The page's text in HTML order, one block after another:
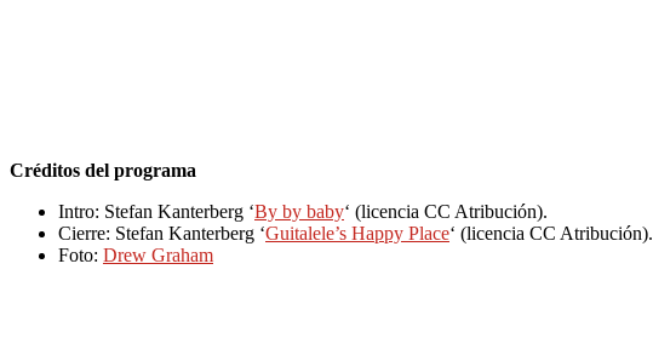
Créditos del programa
Intro: Stefan Kanterberg ‘By by baby‘ (licencia CC Atribución).
Cierre: Stefan Kanterberg ‘Guitalele’s Happy Place‘ (licencia CC Atribución).
Foto: Drew Graham